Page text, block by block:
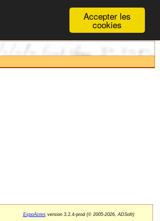
Accepter les
cookies
ExpoActesversion 3.2.4-prod (©2005-2026, ADSoft)